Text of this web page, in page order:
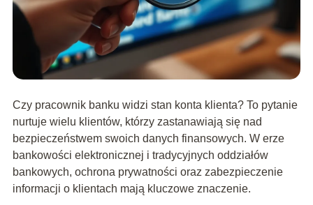
Czy pracownik banku widzi stan konta klienta? To pytanie
nurtuje wielu klientów, którzy zastanawiają się nad
bezpieczeństwem swoich danych finansowych. W erze
bankowości elektronicznej i tradycyjnych oddziałów
bankowych, ochrona prywatności oraz zabezpieczenie
informacji o klientach mają kluczowe znaczenie.